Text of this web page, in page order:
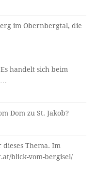
im Obernbergtal, die
handelt sich beim
Dom zu St. Jakob?
Thema. Im
blick-vom-bergisel/